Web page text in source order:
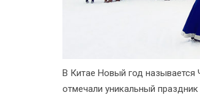
В Китае Новый год называется
отмечали уникальный